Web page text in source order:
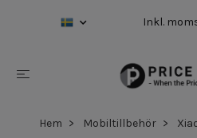
Inkl.
Hem Mobiltillbehör